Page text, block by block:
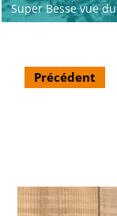
Super Besse vue
Précédent